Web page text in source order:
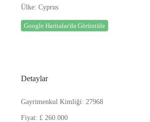
Ülke: Cyprus
Google Haritalar'da Görüntüle
Detaylar
Gayrimenkul Kimliği: 27968
Fiyat: £ 260.000